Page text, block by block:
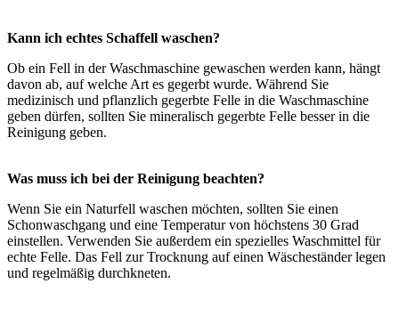
Kann ich echtes Schaffell waschen?
Ob ein Fell in der Waschmaschine gewaschen werden kann, hängt
davon ab, auf welche Art es gegerbt wurde. Während Sie
medizinisch und pflanzlich gegerbte Felle in die Waschmaschine
geben dürfen, sollten Sie mineralisch gegerbte Felle besser in die
Reinigung geben.
Was muss ich bei der Reinigung beachten?
Wenn Sie ein Naturfell waschen möchten, sollten Sie einen
Schonwaschgang und eine Temperatur von höchstens 30 Grad
einstellen. Verwenden Sie außerdem ein spezielles Waschmittel für
echte Felle. Das Fell zur Trocknung auf einen Wäscheständer legen
und regelmäßig durchkneten.